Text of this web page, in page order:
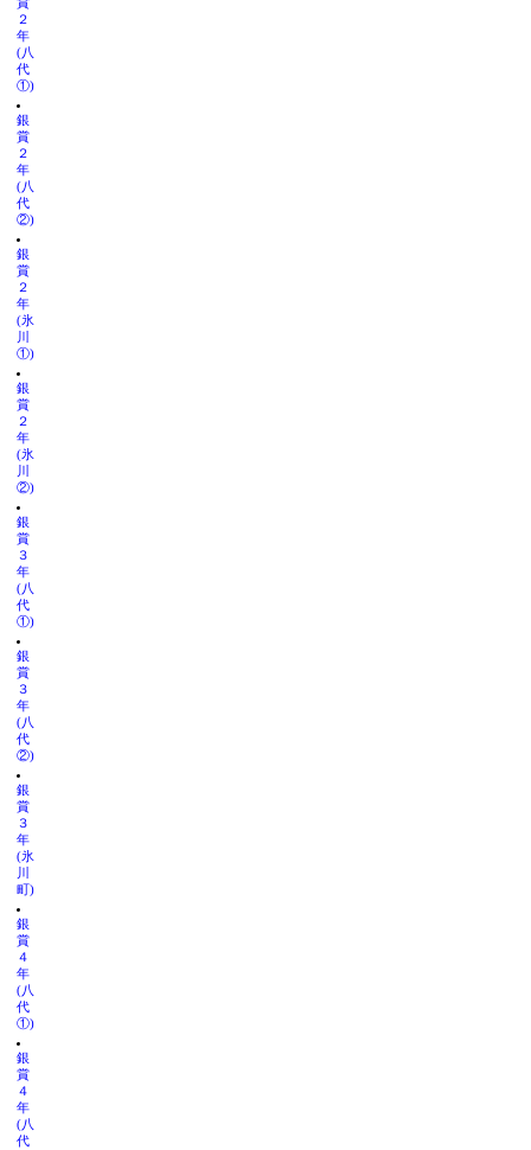
賞
２
年
(八
代
①)
銀
賞
２
年
(八
代
②)
銀
賞
２
年
(氷
川
①)
銀
賞
２
年
(氷
川
②)
銀
賞
３
年
(八
代
①)
銀
賞
３
年
(八
代
②)
銀
賞
３
年
(氷
川
町)
銀
賞
４
年
(八
代
①)
銀
賞
４
年
(八
代